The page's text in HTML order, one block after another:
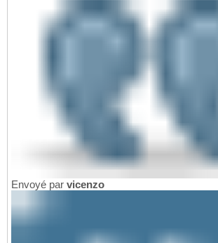
Envoyé par vicenzo